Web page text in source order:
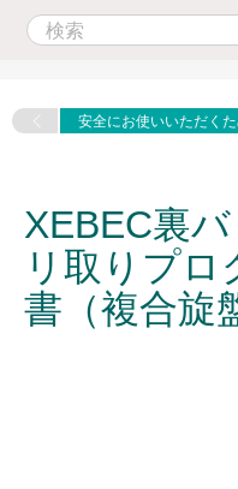
安全にお使いいただく
XEBEC裏
リ取りプロ
書（複合旋